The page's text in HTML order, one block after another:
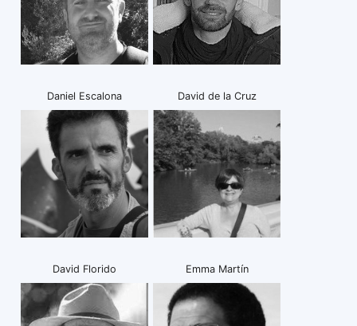
Daniel Escalona David de la Cruz
David Florido Emma Martín